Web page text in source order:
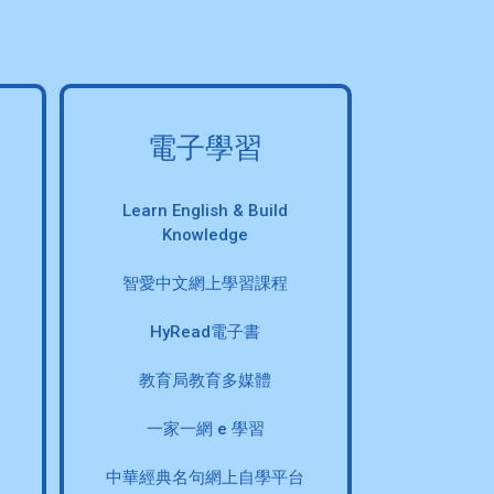
電子學習
Learn English & Build
Knowledge
智愛中文網上學習課程
HyRead電子書
教育局教育多媒體
一家一網 e 學習
中華經典名句網上自學平台